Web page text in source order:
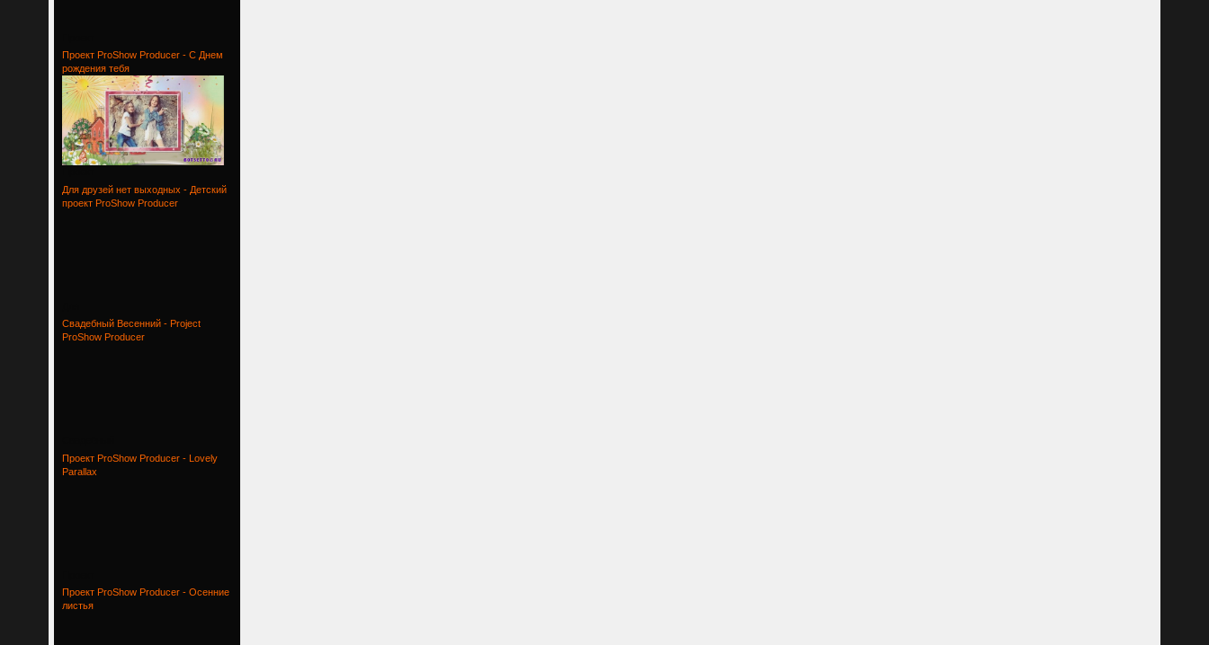
Проект ProShow Producer - С Днем
рождения тебя
Для друзей нет выходных - Детский
проект ProShow Producer
Свадебный Весенний - Project
ProShow Producer
Проект ProShow Producer - Lovely
Parallax
Проект ProShow Producer - Осенние
листья